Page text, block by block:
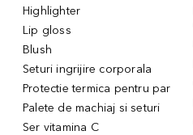
Highlighter
Lip gloss
Blush
Seturi ingrijire corporala
Protectie termica pentru par
Palete de machiaj si seturi
Ser vitamina C